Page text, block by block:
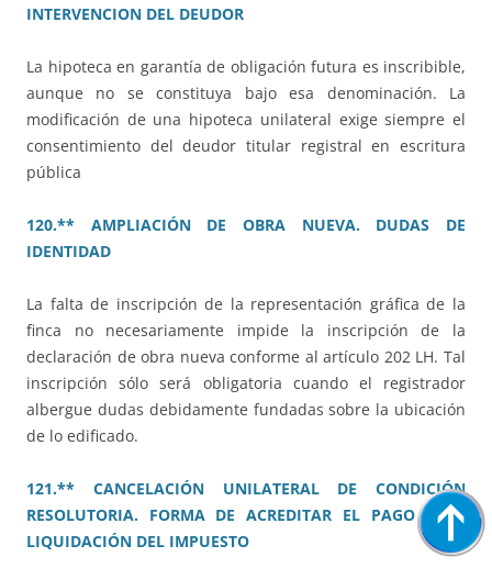
INTERVENCION DEL DEUDOR
La hipoteca en garantía de obligación futura es inscribible,
aunque no se constituya bajo esa denominación. La
modificación de una hipoteca unilateral exige siempre el
consentimiento del deudor titular registral en escritura
pública
120.** AMPLIACIÓN DE OBRA NUEVA. DUDAS DE
IDENTIDAD
La falta de inscripción de la representación gráfica de la
finca no necesariamente impide la inscripción de la
declaración de obra nueva conforme al artículo 202 LH. Tal
inscripción sólo será obligatoria cuando el registrador
albergue dudas debidamente fundadas sobre la ubicación
de lo edificado.
121.** CANCELACIÓN UNILATERAL DE CONDICIÓN
RESOLUTORIA. FORMA DE ACREDITAR EL PAGO Y LA
LIQUIDACIÓN DEL IMPUESTO